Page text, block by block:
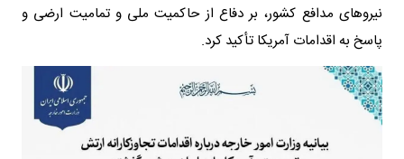
نیروهای مدافع کشور، بر دفاع از حاکمیت ملی و تمامیت ارضی و
پاسخ به اقدامات آمریکا تأکید کرد.